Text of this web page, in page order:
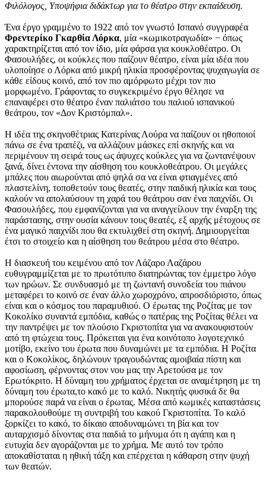
Φιλόλογος, Υποψήφια διδάκτωρ για το θέατρο στην εκπαίδευση.
Ένα έργο γραμμένο το 1922 από τον γνωστό Ισπανό συγγραφέα
Φρεντερίκο Γκαρθία Λόρκα, μία «κωμικοτραγωδία» − όπως
χαρακτηρίζεται από τον ίδιο, μία φάρσα για κουκλοθέατρο. Οι
Φασουλήδες, οι κούκλες που παίζουν θέατρο, είναι μία ιδέα που
υλοποίησε ο Λόρκα από μικρή ηλικία προσφέροντας ψυχαγωγία σε
κάθε είδους κοινό, από τον πιο αμόρφωτο μέχρι τον πιο
μορφωμένο. Γράφοντας το συγκεκριμένο έργο θέλησε να
επαναφέρει στο θέατρο έναν παλιάτσο του παλιού ισπανικού
θεάτρου, τον «Δον Κριστόμπαλ».
Η ιδέα της σκηνοθέτριας Κατερίνας Λούρα να παίζουν οι ηθοποιοί
πάνω σε ένα τραπέζι, να αλλάζουν μάσκες επί σκηνής και να
περιμένουν τη σειρά τους ως άψυχες κούκλες για να ζωντανέψουν
ξανά, δίνει έντονα την αίσθηση του κουκλοθεάτρου. Οι μεγάλες
μπάλες που αιωρούνται από ψηλά σα να είναι φτιαγμένες από
πλαστελίνη, τοποθετούν τους θεατές, στην παιδική ηλικία και τους
καλούν να απολαύσουν τη χαρά του θεάτρου σαν ένα παιχνίδι. Οι
Φασουλήδες, που εμφανίζονται για να αναγγείλουν την έναρξη της
παράστασης, στην ουσία κάνουν τους θεατές, εξ αρχής μέτοχους σε
ένα μαγικό παιχνίδι που θα εκτυλιχθεί στη σκηνή. Δημιουργείται
έτσι το στοιχείο και η αίσθηση του θεάτρου μέσα στο θέατρο.
Η διασκευή του κειμένου από τον Λάζαρο Λαζάρου
ευθυγραμμίζεται με το πρωτότυπο διατηρώντας τον έμμετρο λόγο
των ηρώων. Σε συνδυασμό με τη ζωντανή συνοδεία του πιάνου
μεταφέρει το κοινό σε έναν άλλο χωροχρόνο, απροσδιόριστο, όπως
είναι και ο κόσμος του παραμυθιού. Ο έρωτας της Ροζίτας με τον
Κοκολίκο συναντά εμπόδια, καθώς ο πατέρας της Ροζίτας θέλει να
την παντρέψει με τον πλούσιο Γκριστοπίτα για να ανακουφιστούν
από τη φτώχεια τους. Πρόκειται για ένα κοινότοπο λογοτεχνικό
μοτίβο, εκείνο του έρωτα που δυναμώνει με τα εμπόδια. Η Ροζίτα
και ο Κοκολίκος, δηλώνουν τραγουδώντας αμοιβαία πίστη και
αφοσίωση, φέρνοντας στον νου μας την Αρετούσα με τον
Ερωτόκριτο. Η δύναμη του χρήματος έρχεται σε αναμέτρηση με τη
δύναμη του έρωτα,το κακό με το καλό. Νικητής φυσικά δε θα
μπορούσε παρά να είναι ο έρωτας. Μέσα από κωμικές καταστάσεις
παρακολουθούμε τη συντριβή του κακού Γκριστοπίτα. Το καλό
ξορκίζει το κακό, το δίκαιο αποδυναμώνει τη βία και τον
αυταρχισμό δίνοντας στα παιδιά το μήνυμα ότι η αγάπη και η
ευτυχία δεν αγοράζονται με το χρήμα. Με αυτό τον τρόπο
αποκαθίσταται η ηθική τάξη και επέρχεται η κάθαρση στην ψυχή
των θεατών.